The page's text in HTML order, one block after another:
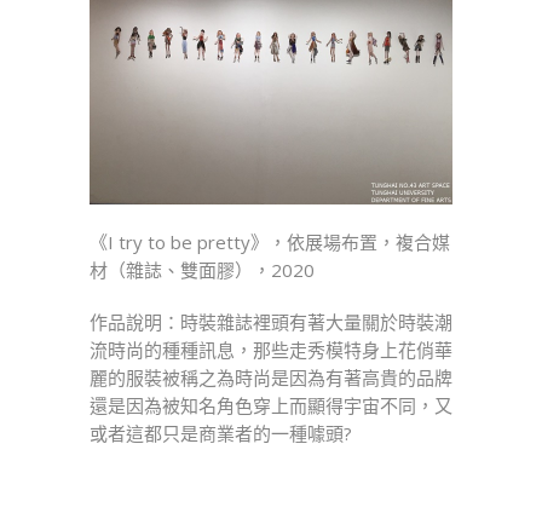
《I try to be pretty》，依展場布置，複合媒
材（雜誌、雙面膠），2020
作品說明：時裝雜誌裡頭有著大量關於時裝潮
流時尚的種種訊息，那些走秀模特身上花俏華
麗的服裝被稱之為時尚是因為有著高貴的品牌
還是因為被知名角色穿上而顯得宇宙不同，又
或者這都只是商業者的一種噱頭?